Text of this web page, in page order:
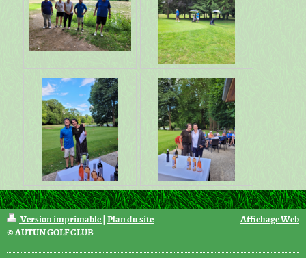
Version imprimable|Plan du site
© AUTUN GOLF CLUB
Affichage Web